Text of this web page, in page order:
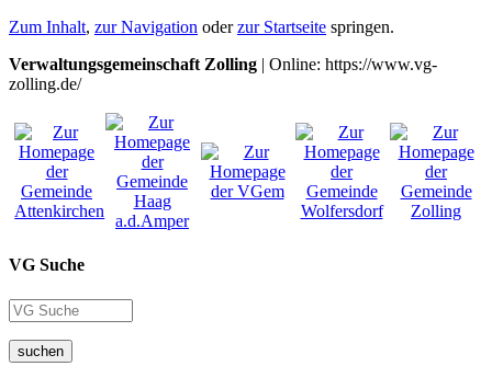
Zum Inhalt, zur Navigation oderzur Startseite springen.
Verwaltungsgemeinschaft Zolling | Online: https://www.vg-
zolling.de/
VG Suche
suchen